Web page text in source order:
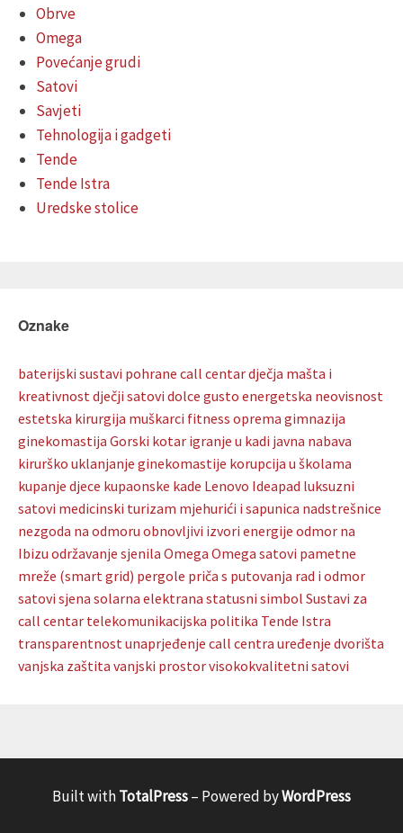
Obrve
Omega
Povećanje grudi
Satovi
Savjeti
Tehnologija i gadgeti
Tende
Tende Istra
Uredske stolice
Oznake
baterijski sustavi pohrane call centardječja mašta i
kreativnost dječji satovi dolce gusto energetska neovisnost
estetska kirurgija muškarci fitness oprema gimnazija
ginekomastija Gorski kotar igranje u kadi javna nabava
kirurško uklanjanje ginekomastije korupcija u školama
kupanje djece kupaonske kade Lenovo Ideapad luksuzni
satovi medicinski turizam mjehurići i sapunica nadstrešnice
nezgoda na odmoru obnovljivi izvori energije odmor na
Ibizu održavanje sjenila Omega Omega satovi pametne
mreže (smart grid) pergole priča s putovanja rad i odmor
satovi sjena solarna elektrana statusni simbol Sustavi za
call centar telekomunikacijska politika Tende Istra
transparentnost unaprjeđenje call centra uređenje dvorišta
vanjska zaštita vanjski prostorvisokokvalitetni satovi
Built withTotalPress– Powered byWordPress